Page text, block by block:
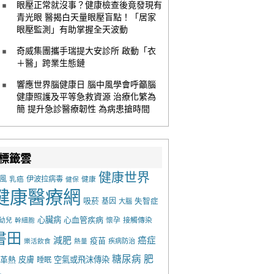
眼壓正常就沒事？健康檢查後竟發現有
青光眼 醫揭白天量眼壓盲點！「居家
眼壓監測」有助掌握全天波動
奇威集團攜手瑞提大安診所 啟動「衣
＋醫」跨業生態鏈
響應世界腦健康日 腦中風學會呼籲腦
健康照護及平等急救資源 治療化繁為
簡 提升急診醫療韌性 為病患搶時間
籤雲
乳癌 伊波拉病毒 健保 健康 健康世界
康醫療網 吸菸 基因 大腦 失智症
兒 幹細胞 心臟病 心血管疾病 懷孕 接觸傳染
田 樂活飲食 減肥 熱量 疫苗 疾病防治 癌症
熱 皮膚 睡眠 空氣或飛沫傳染 糖尿病 肥